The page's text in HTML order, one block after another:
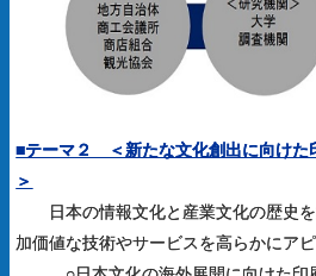
■テーマ２ ＜新たな文化創出に向けた
＞
日本の情報文化と産業文化の歴史を
加価値な技術やサービスを高らかにアピ